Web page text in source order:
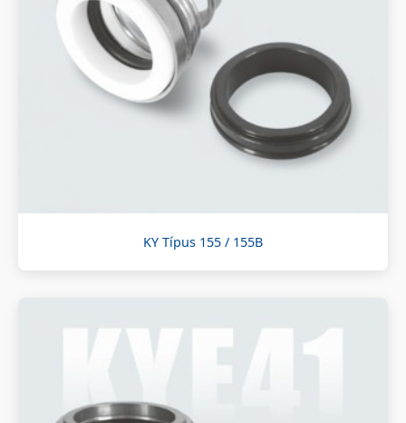
KY Típus 155 / 155B